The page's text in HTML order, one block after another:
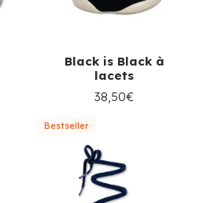
Black is Black à
lacets
38,50€
Bestseller